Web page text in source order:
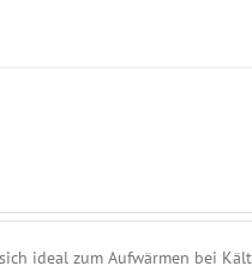
ideal zum Aufwärmen bei